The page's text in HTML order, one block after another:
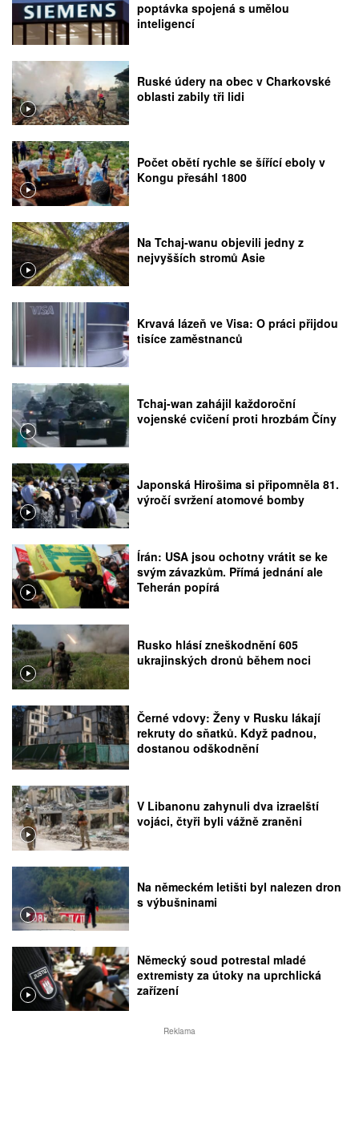
poptávka spojená s umělou
inteligencí
Ruské údery na obec v Charkovské
oblasti zabily tři lidi
Počet obětí rychle se šířící eboly v
Kongu přesáhl 1800
Na Tchaj-wanu objevili jedny z
nejvyšších stromů Asie
Krvavá lázeň ve Visa: O práci přijdou
tisíce zaměstnanců
Tchaj-wan zahájil každoroční
vojenské cvičení proti hrozbám Číny
Japonská Hirošima si připomněla 81.
výročí svržení atomové bomby
Írán: USA jsou ochotny vrátit se ke
svým závazkům. Přímá jednání ale
Teherán popírá
Rusko hlásí zneškodnění 605
ukrajinských dronů během noci
Černé vdovy: Ženy v Rusku lákají
rekruty do sňatků. Když padnou,
dostanou odškodnění
V Libanonu zahynuli dva izraelští
vojáci, čtyři byli vážně zraněni
Na německém letišti byl nalezen dron
s výbušninami
Německý soud potrestal mladé
extremisty za útoky na uprchlická
zařízení
Reklama